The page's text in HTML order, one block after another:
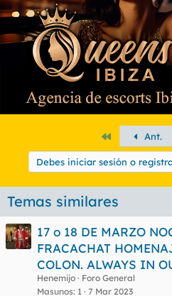
PrimeroAnt.
Debes iniciar sesión o
Temas similares
17 o 18 DE MARZO
FRACACHAT
COLON. ALWAYS IN
Henemijo
Foro General
Masunos 1 7 Mar 2023